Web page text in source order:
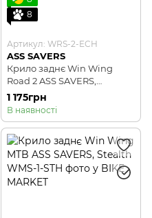
8
Артикул: WRS-2-ECH
ASS SAVERS
Крило заднє Win Wing
Road 2 ASS SAVERS,
Echelon
1 175грн
В наявності